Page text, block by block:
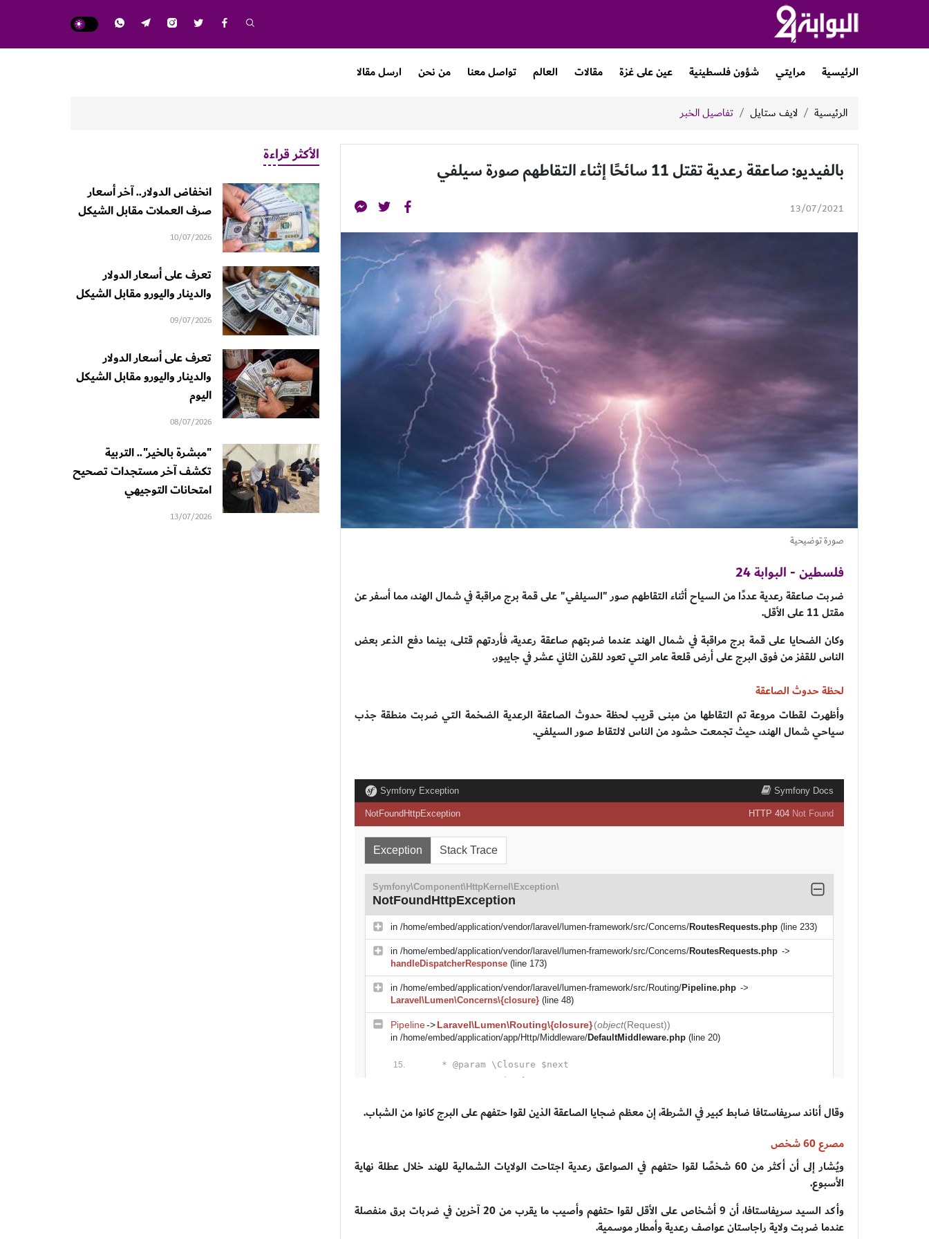
الرئيسية مرايتي شؤون فلسطينية عين على غزة مقالات العالم تواصل معنا من نحن ارسل مقالا
الرئيسية لايف ستايل تفاصيل الخبر
بالفيديو: صاعقة رعدية تقتل 11 سائحًا إثناء التقاطهم صورة سيلفي
13/07/2021
صورة توضيحية
فلسطين - البوابة 24
ضربت صاعقة رعدية عددًا من السياح أثناء التقاطهم صور "السيلفي" على قمة برج مراقبة في شمال الهند، مما أسفر عن
مقتل 11 على الأقل.
وكان الضحايا على قمة برج مراقبة في شمال الهند عندما ضربتهم صاعقة رعدية، فأردتهم قتلى، بينما دفع الذعر بعض
الناس للقفز من فوق البرج على أرض قلعة عامر التي تعود للقرن الثاني عشر في جايبور.
لحظة حدوث الصاعقة
وأظهرت لقطات مروعة تم التقاطها من مبنى قريب لحظة حدوث الصاعقة الرعدية الضخمة التي ضربت منطقة جذب
سياحي شمال الهند، حيث تجمعت حشود من الناس لالتقاط صور السيلفي.
وقال أناند سريفاستافا ضابط كبير في الشرطة، إن معظم ضجايا الصاعقة الذين لقوا حتفهم على البرج كانوا من الشباب.
مصرع 60 شخص
ويُشار إلى أن أكثر من 60 شخصًا لقوا حتفهم في الصواعق رعدية اجتاحت الولايات الشمالية للهند خلال عطلة نهاية
الأسبوع.
وأكد السيد سريفاستافا، أن 9 أشخاص على الأقل لقوا حتفهم وأصيب ما يقرب من 20 آخرين في ضربات برق منفصلة
عندما ضربت ولاية راجاستان عواصف رعدية وأمطار موسمية.
الأكثر قراءة
انخفاض الدولار.. آخر أسعار
صرف العملات مقابل الشيكل
10/07/2026
تعرف على أسعار الدولار
والدينار واليورو مقابل الشيكل
09/07/2026
تعرف على أسعار الدولار
والدينار واليورو مقابل الشيكل
اليوم
08/07/2026
"مبشرة بالخير".. التربية
تكشف آخر مستجدات تصحيح
امتحانات التوجيهي
13/07/2026